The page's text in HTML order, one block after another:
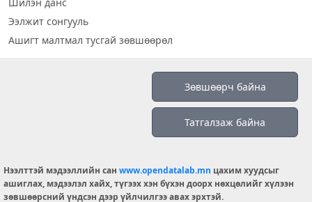
Ээлжит сонгууль
Ашигт малтмал тусгай зөвшөөрөл
info@opendatalab.mn
© 2026 OPENDATA LAB MONGOLIA.
Зөвшөөрч байна
Татгалзаж байна
Нээлттэй мэдээллийн сан www.opendatalab.mn цахим хуудсыг
ашиглах, мэдээлэл хайх, түгээх хэн бүхэн доорх нөхцөлийг хүлээн
зөвшөөрсний үндсэн дээр үйлчилгээ авах эрхтэй.